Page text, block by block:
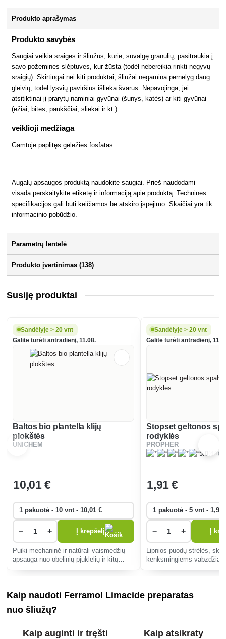
Produkto aprašymas
Produkto savybės
Saugiai veikia sraiges ir šliužus, kurie, suvalgę granulių, pasitraukia į
savo požemines slėptuves, kur žūsta (todėl nebereikia rinkti negyvų
sraigių). Skirtingai nei kiti produktai, šliužai negamina pernelyg daug
gleivių, todėl lysvių paviršius išlieka švarus. Nepavojinga, jei
atsitiktinai jį prarytų naminiai gyvūnai (šunys, katės) ar kiti gyvūnai
(ežiai, bitės, paukščiai, sliekai ir kt.)
veiklioji medžiaga
Gamtoje paplitęs geležies fosfatas
Augalų apsaugos produktą naudokite saugiai. Prieš naudodami
visada perskaitykite etiketę ir informaciją apie produktą. Techninės
specifikacijos gali būti keičiamos be atskiro įspėjimo. Skaičiai yra tik
informacinio pobūdžio.
Parametrų lentelė
Produkto įvertinimas (138)
Susiję produktai
Sandėlyje > 20 vnt
Galite turėti antradienį, 11.08.
Baltos bio plantella klijų
plokštės
UNICHEM
10,01 €
− + Į krepšelį
Puiki mechaninė ir natūrali vaismedžių
apsauga nuo obelinių pjūklelių ir kitų
Sandėlyje > 20 vnt
Galite turėti antradienį,
Stopset geltonos
rodyklės
PROPHER
5.0
(44)
1,91 €
− + Į
Lipnios puodų strėlės,
kenksmingiems
pjūkleli
Kaip naudoti Ferramol Limacide preparatas
nuo šliužų?
Kaip auginti ir tręšti
Kaip atsikratyti